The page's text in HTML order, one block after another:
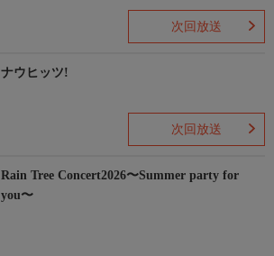
次回放送
ナウヒッツ!
次回放送
Rain Tree Concert2026〜Summer party for
you〜